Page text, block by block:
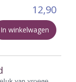
12,90
In winkelwagen